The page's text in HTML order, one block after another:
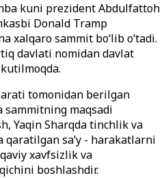
kuni prezident Abdulfattoh
Donald Tramp
xalqaro sammit boʻlib oʻtadi.
davlati nomidan davlat
tomonidan berilgan
sammitning maqsadi
Yaqin Sharqda tinchlik va
sa’y - harakatlarni
xavfsizlik va
boshlashdir.